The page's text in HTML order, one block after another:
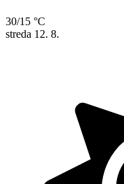
30/15 °C
streda 12. 8.